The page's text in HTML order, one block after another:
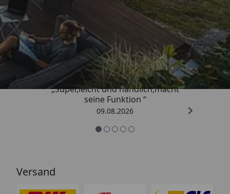
Trusted Shops
4,81/ 5
„Super,leicht und handlich,macht
seine Funktion “
09.08.2026
Versand